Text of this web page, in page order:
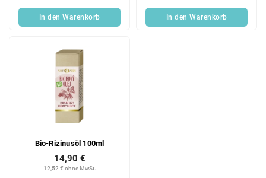
In den Warenkorb In den Warenkorb
Bio-Rizinusöl 100ml
12,52 € ohne MwSt.
14,90 €